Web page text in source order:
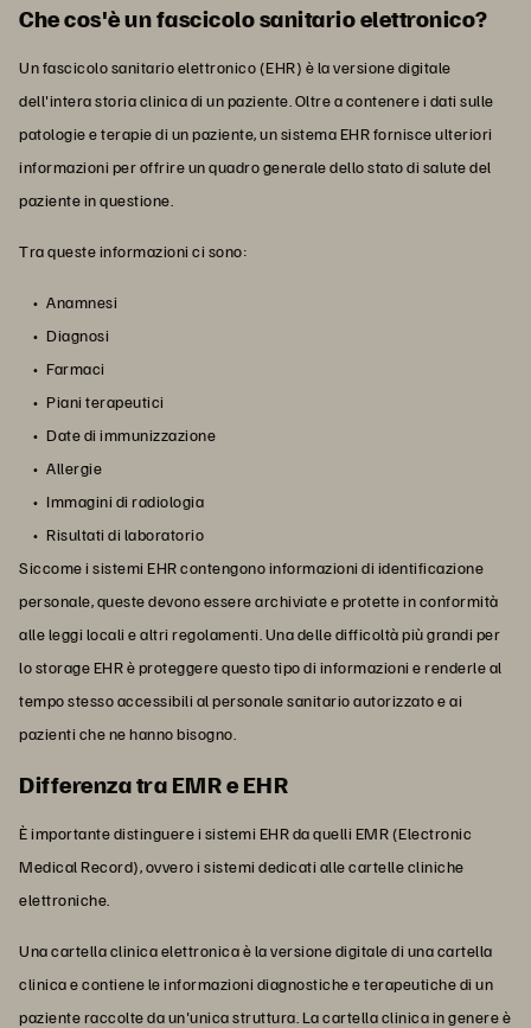
Che cos'è un fascicolo sanitario elettronico?
Un fascicolo sanitario elettronico (EHR) è la versione digitale
dell'intera storia clinica di un paziente. Oltre a contenere i dati sulle
patologie e terapie di un paziente, un sistema EHR fornisce ulteriori
informazioni per offrire un quadro generale dello stato di salute del
paziente in questione.
Tra queste informazioni ci sono:
Anamnesi
Diagnosi
Farmaci
Piani terapeutici
Date di immunizzazione
Allergie
Immagini di radiologia
Risultati di laboratorio
Siccome i sistemi EHR contengono informazioni di identificazione
personale, queste devono essere archiviate e protette in conformità
alle leggi locali e altri regolamenti. Una delle difficoltà più grandi per
lo storage EHR è proteggere questo tipo di informazioni e renderle al
tempo stesso accessibili al personale sanitario autorizzato e ai
pazienti che ne hanno bisogno.
Differenza tra EMR e EHR
È importante distinguere i sistemi EHR da quelli EMR (Electronic
Medical Record), ovvero i sistemi dedicati alle cartelle cliniche
elettroniche.
Una cartella clinica elettronica è la versione digitale di una cartella
clinica e contiene le informazioni diagnostiche e terapeutiche di un
paziente raccolte da un'unica struttura. La cartella clinica in genere è